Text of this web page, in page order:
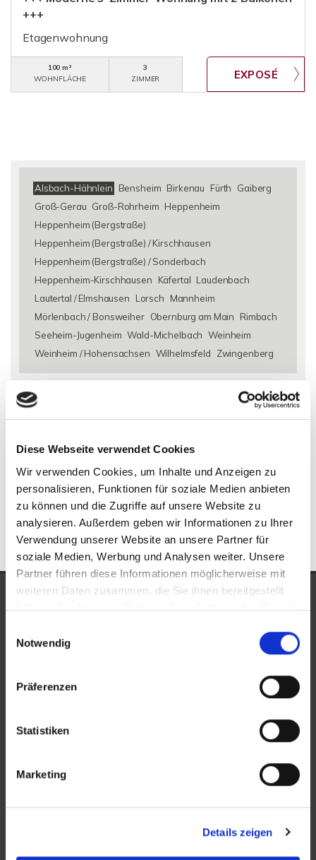
Diese Webseite verwendet Cookies
Wir verwenden Cookies, um Inhalte und Anzeigen zu
personalisieren, Funktionen für soziale Medien anbieten
zu können und die Zugriffe auf unsere Website zu
analysieren. Außerdem geben wir Informationen zu Ihrer
Verwendung unserer Website an unsere Partner für
soziale Medien, Werbung und Analysen weiter. Unsere
Partner führen diese Informationen möglicherweise mit
weiteren Daten zusammen, die Sie ihnen bereitgestellt
haben oder die sie im Rahmen Ihrer Nutzung der Dienste
Notwendig
Präferenzen
Statistiken
Marketing
Details zeigen
+++
Etagenwohnung
100 m²
WOHNFLÄCHE
3
ZIMMER
Alsbach-Hähnlein Bensheim Birkenau Fürth
Gaiberg
Groß-Gerau Groß-Rohrheim Heppenheim
Heppenheim (Bergstraße)
Heppenheim (Bergstraße) / Kirschhausen
Heppenheim (Bergstraße) / Sonderbach
Heppenheim-Kirschhausen
Käfertal Laudenbach
Lautertal / Elmshausen
Lorsch
Mannheim
Mörlenbach / Bonsweiher Obernburg am Main
Rimbach
Seeheim-Jugenheim Wald-Michelbach Weinheim
Weinheim / Hohensachsen Wilhelmsfeld Zwingenberg
Eigentumswohnungen Alsbach-Hähnlein
Eigentumswohnung
Alsbach-Hähnlein
Wohnungen
Wohnungssuche Alsbach-Hähnlein
Wohnungsanzeigen
Alsbach-Hähnlein
Immobilie Alsbach-Hähnlein
Immobilien
Alsbach-Hähnlein
Immobilienkauf Alsbach-Hähnlein
UNSERE AUSZEICHNUNGEN